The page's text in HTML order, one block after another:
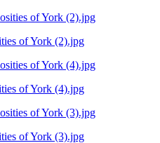
of York (2).jpg
of York (4).jpg
of York (3).jpg